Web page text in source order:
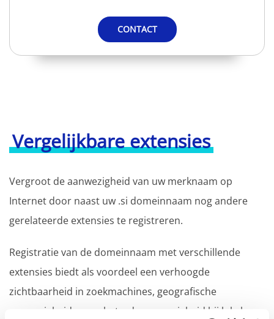
CONTACT
Vergelijkbare extensies
Vergroot de aanwezigheid van uw merknaam op
Internet door naast uw .si domeinnaam nog andere
gerelateerde extensies te registreren.
Registratie van de domeinnaam met verschillende
extensies biedt als voordeel een verhoogde
zichtbaarheid in zoekmachines, geografische
aanwezigheid en verbeterde aanwezigheid bij lokale